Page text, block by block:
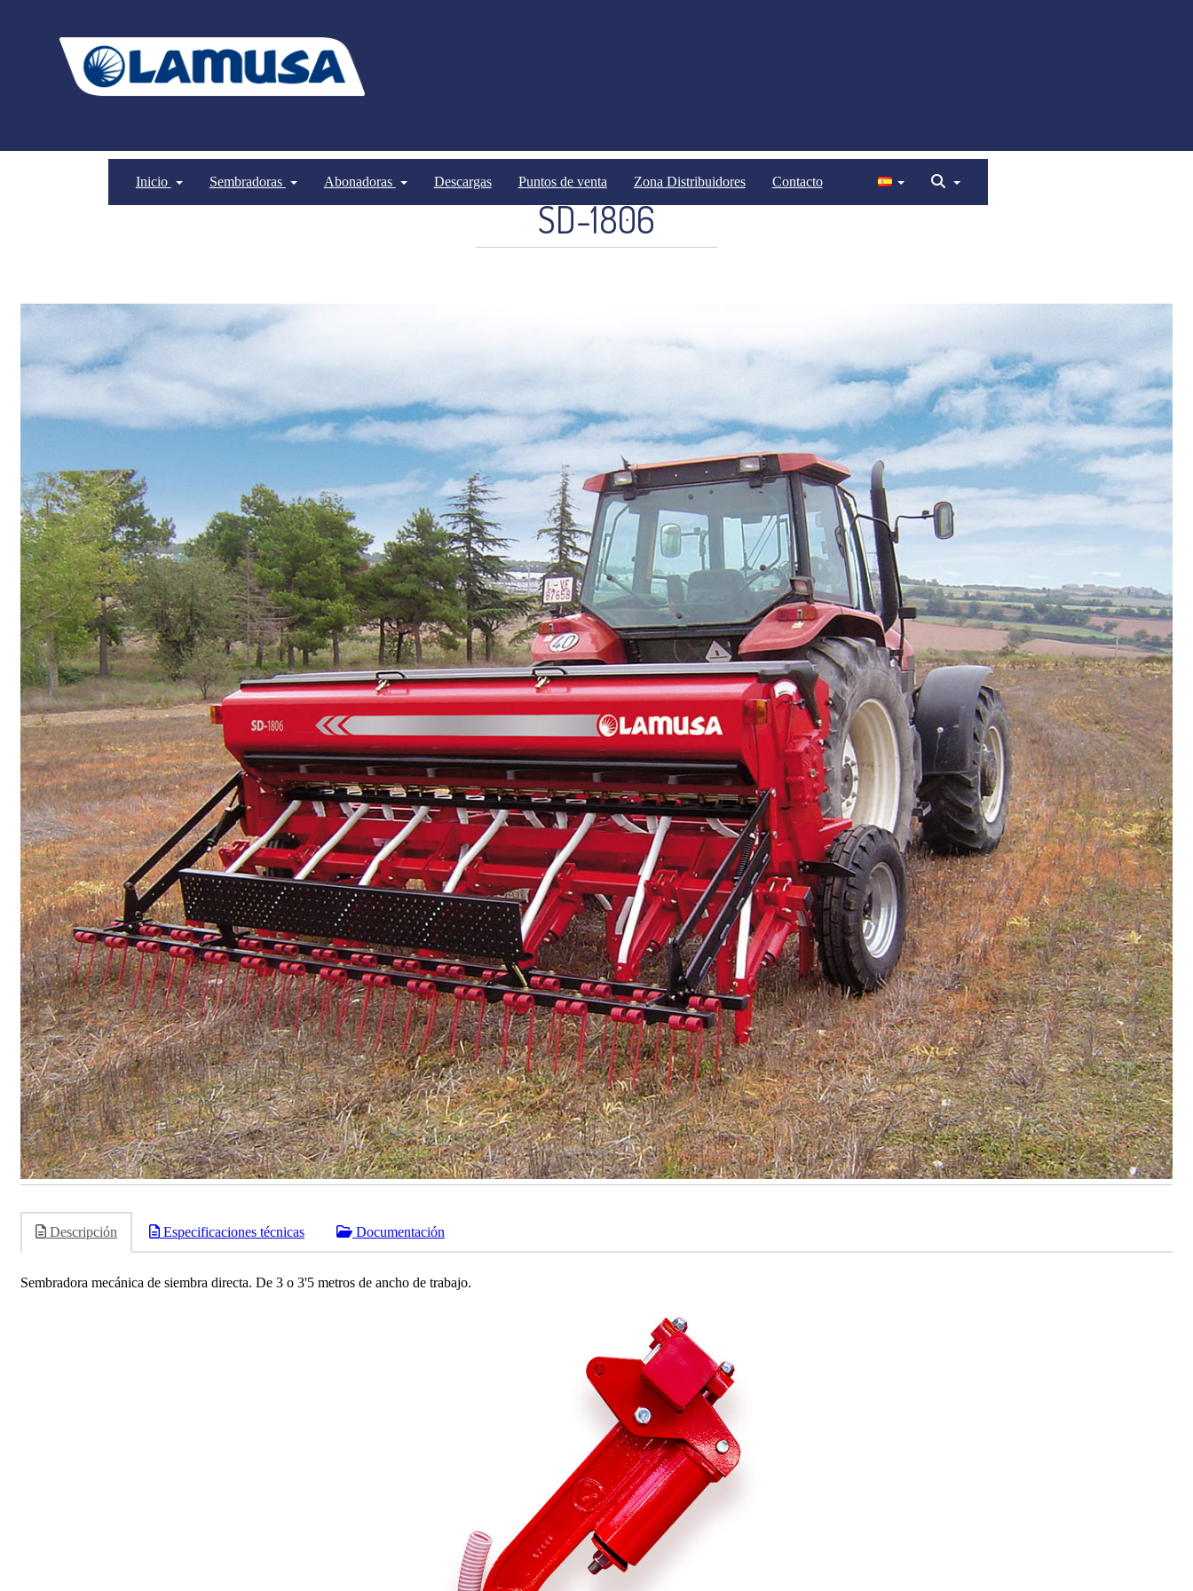
Inicio Sembradoras Abonadoras Descargas Puntos de venta Zona Distribuidores Contacto
Sembradoras Sembradoras mecánicas
SD-1806
Descripción Especificaciones técnicas Documentación
Sembradora mecánica de siembra directa. De 3 o 3'5 metros de ancho de trabajo.